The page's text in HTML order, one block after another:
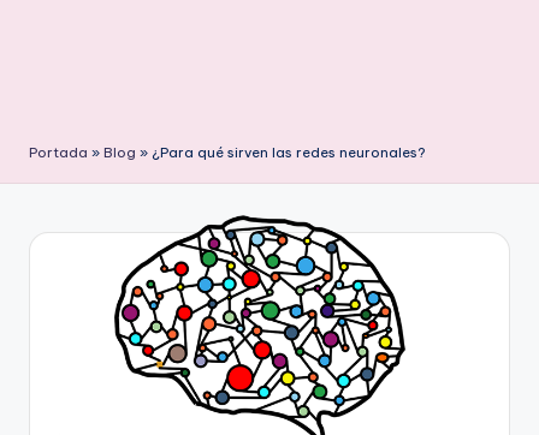
Portada » Blog » ¿Para qué sirven las redes neuronales?